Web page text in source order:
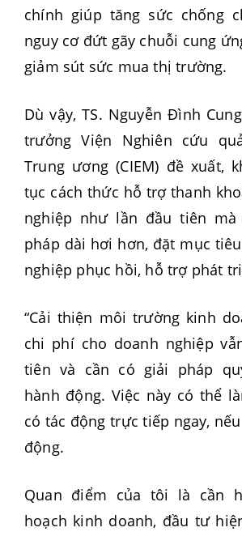
chính giúp tăng sức chống
nguy cơ đứt gãy chuỗi cung
giảm sút sức mua thị trường.
Dù vậy, TS. Nguyễn Đình
trưởng Viện Nghiên cứu
Trung ương (CIEM) đề xuất,
tục cách thức hỗ trợ thanh
nghiệp như lần đầu tiên
pháp dài hơi hơn, đặt mục
nghiệp phục hồi, hỗ trợ phát
“Cải thiện môi trường kinh
chi phí cho doanh nghiệp
tiên và cần có giải pháp
hành động. Việc này có thể
có tác động trực tiếp ngay,
động.
Quan điểm của tôi là cần
hoạch kinh doanh, đầu tư